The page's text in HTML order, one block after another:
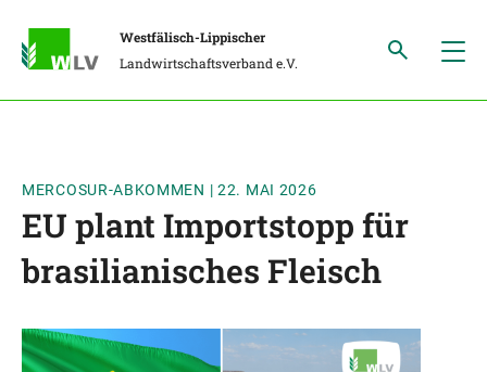
Westfälisch-Lippischer
Landwirtschaftsverband e.V.
MERCOSUR-ABKOMMEN |22. MAI 2026
EU plant Importstopp für
brasilianisches Fleisch